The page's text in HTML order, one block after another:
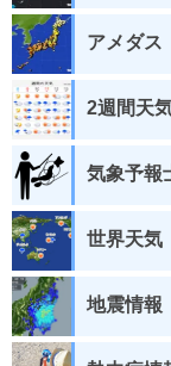
アメダス
2週間天
気象予報
世界天気
地震情報